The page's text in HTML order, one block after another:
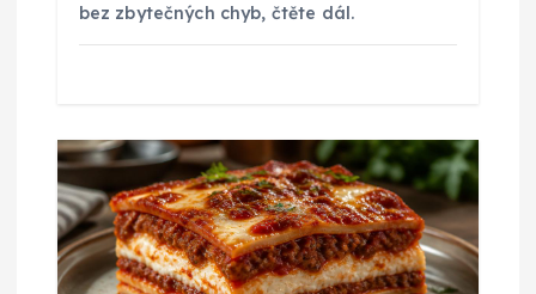
bez zbytečných chyb, čtěte dál.